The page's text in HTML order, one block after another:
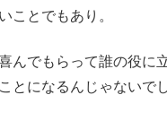
ことでもあり。
んでもらって誰の役に
とになるんじゃないで